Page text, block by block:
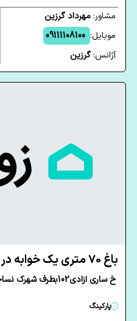
مشاور:مهرداد گرزین
موبایل: 09111108100
آژانس:گرزین
باغ 70 متری یک خوابه در شهرک نساجی قائم شهر
خ ساری ازادی102بطرف شهرک نساجی نرسیده به شهرک...
پارکینگ